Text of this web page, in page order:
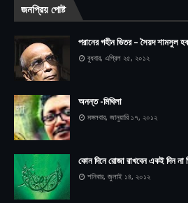
জনপ্রিয় পোষ্ট
পরানের গহীন ভিতর – সৈয়দ শামসুল
বুধবার, এপ্রিল ২৫, ২০১২
অনন্ত -মিথিলা
মঙ্গলবার, জানুয়ারি ১৭, ২০১২
কোন দিনে রোজা রাখবেন একই দিন না
শনিবার, জুলাই ১৪, ২০১২